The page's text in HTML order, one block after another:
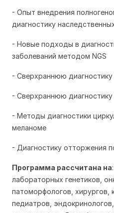
- Опыт внедрения
диагностику
- Новые подходы в
заболеваний методом NGS
- Сверхраннюю
- Сверхраннюю диагностику
- Методы диагностики
меланоме
- Диагностику отторжения
Программа рассчитана на
лабораторных генетиков,
патоморфологов, хирургов,
педиатров,